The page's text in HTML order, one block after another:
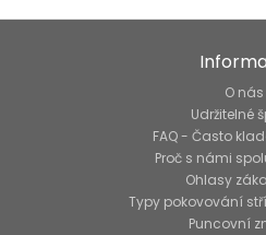
O nás
Udržitelné
FAQ - Často
Proč s námi
Ohlasy
Typy pokovování
Puncovní